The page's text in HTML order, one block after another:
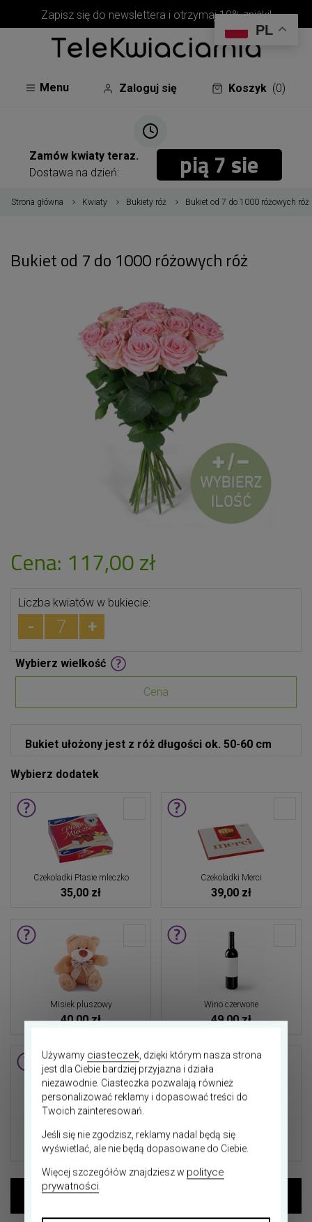
Zapisz się do newslettera i otrzymaj 10% zniżki!
Menu Zaloguj się Koszyk (0)
Zamów kwiaty teraz.
Dostawa na dzień:
pią 7 sie
pią 7 sie
Strona główna Kwiaty Bukiety róż Bukiet od 7 do 1000 różowych róż
Bukiet od 7 do 1000 różowych róż
Cena: 117,00 zł
Liczba kwiatów w bukiecie:
- +
Wybierz wielkość
Cena
Bukiet ułożony jest z róż długości ok. 50-60 cm
Wybierz dodatek
Czekoladki Ptasie mleczko
35,00 zł
Czekoladki Merci
39,00 zł
Misiek pluszowy
40,00 zł
Wino czerwone
49,00 zł
Wino białe
49,00 zł
Więcej
Używamy ciasteczek , dzięki którym nasza strona
jest dla Ciebie bardziej przyjazna i działa
niezawodnie. Ciasteczka pozwalają również
personalizować reklamy i dopasować treści do
Twoich zainteresowań.
Jeśli się nie zgodzisz, reklamy nadal będą się
wyświetlać, ale nie będą dopasowane do Ciebie.
Więcej szczegółów znajdziesz w polityce
prywatności
PL